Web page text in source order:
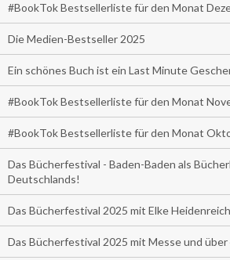
#BookTok Bestsellerliste für den Monat
Die Medien-Bestseller 2025
Ein schönes Buch ist ein Last Minute
#BookTok Bestsellerliste für den Monat
#BookTok Bestsellerliste für den Monat
Das Bücherfestival - Baden-Baden als
Deutschlands!
Das Bücherfestival 2025 mit Elke Heidenreich
Das Bücherfestival 2025 mit Messe und